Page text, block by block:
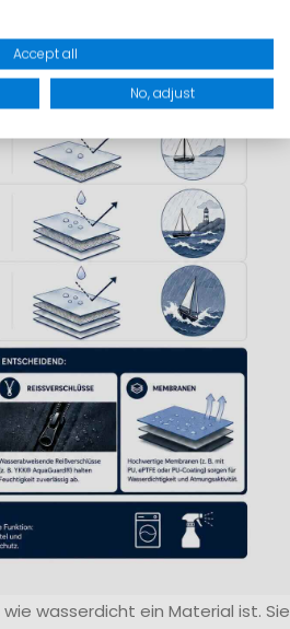
wasserdicht ein Material ist. Sie
Accept all
No, adjust